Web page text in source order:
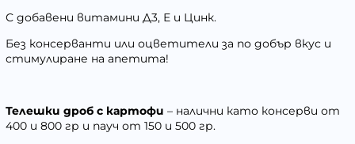
С добавени витамини Д3, Е и Цинк.
Без консерванти или оцветители за по добър вкус и
стимулиране на апетита!
Телешки дроб с картофи – налични като консерви от
400 и 800 гр и пауч от 150 и 500 гр.